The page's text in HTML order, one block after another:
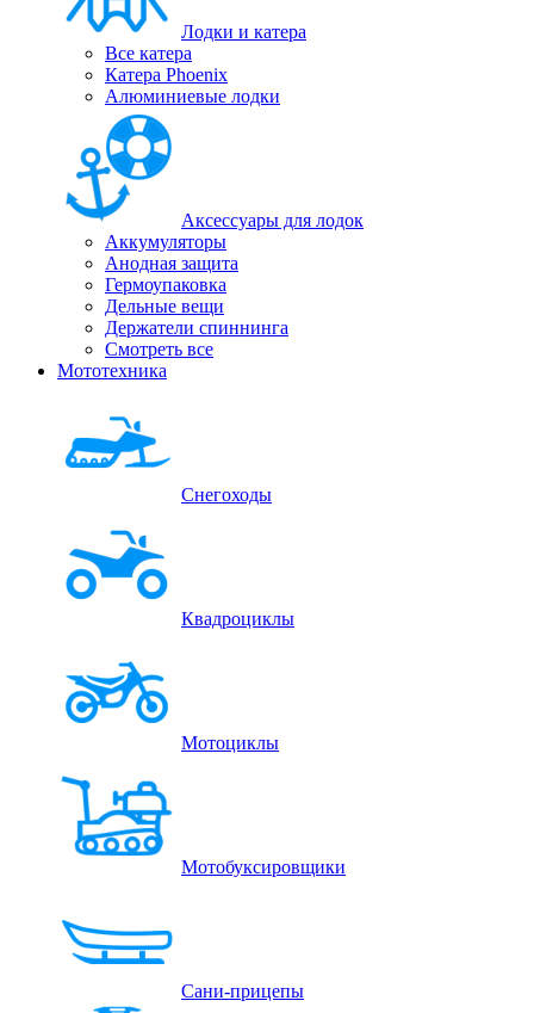
Лодки и катера
Все катера
Катера Phoenix
Алюминиевые лодки
Аксессуары для лодок
Аккумуляторы
Анодная защита
Гермоупаковка
Дельные вещи
Держатели спиннинга
Смотреть все
Мототехника
Снегоходы
Квадроциклы
Мотоциклы
Мотобуксировщики
Сани-прицепы